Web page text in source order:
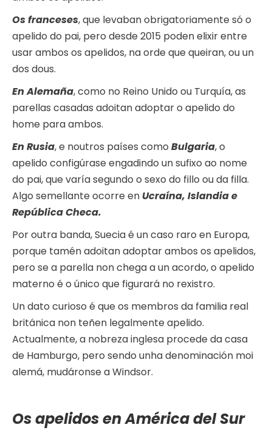
Os franceses, que levaban obrigatoriamente só o
apelido do pai, pero desde 2015 poden elixir entre
usar ambos os apelidos, na orde que queiran, ou un
dos dous.
En Alemaña, como no Reino Unido ou Turquía, as
parellas casadas adoitan adoptar o apelido do
home para ambos.
En Rusia, e noutros países como Bulgaria, o
apelido configúrase engadindo un sufixo ao nome
do pai, que varía segundo o sexo do fillo ou da filla.
Algo semellante ocorre enUcraína, Islandia e
República Checa.
Por outra banda, Suecia é un caso raro en Europa,
porque tamén adoitan adoptar ambos os apelidos,
pero se a parella non chega a un acordo, o apelido
materno é o único que figurará no rexistro.
Un dato curioso é que os membros da familia real
británica non teñen legalmente apelido.
Actualmente, a nobreza inglesa procede da casa
de Hamburgo, pero sendo unha denominación moi
alemá, mudáronse a Windsor.
Os apelidos en América del Sur